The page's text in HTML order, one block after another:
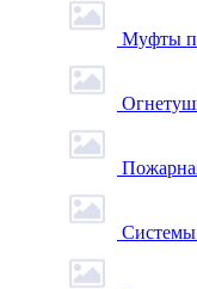
Муфты
Системы